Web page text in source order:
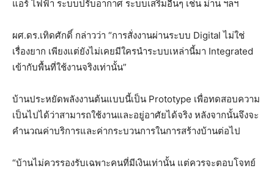
แอร์ ไฟฟ้า ระบบปรับอากาศ ระบบเสริมอื่นๆ เช่น ม่าน ฯลฯ
ผศ.ดร.เทิดศักดิ์ กล่าวว่า “การสั่งงานผ่านระบบ Digital ไม่ใช่
เรื่องยาก เพียงแต่ยังไม่เคยมีใครนำระบบเหล่านี้มา Integrated
เข้ากับพื้นที่ใช้งานจริงเท่านั้น”
บ้านประหยัดพลังงานต้นแบบนี้เป็น Prototype เพื่อทดสอบความ
เป็นไปได้ว่าสามารถใช้งานและอยู่อาศัยได้จริง หลังจากนั้นจึงจะ
คำนวณค่าบริการและค่ากระบวนการในการสร้างบ้านต่อไป
“บ้านไม่ควรรองรับเฉพาะคนที่มีเงินเท่านั้น แต่ควรจะตอบโจทย์